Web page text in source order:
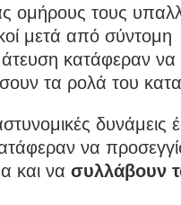
ομήρους τους
μετά από σύντομη
κατάφεραν να
τα ρολά του
δυνάμεις
να
και να συλλάβουν